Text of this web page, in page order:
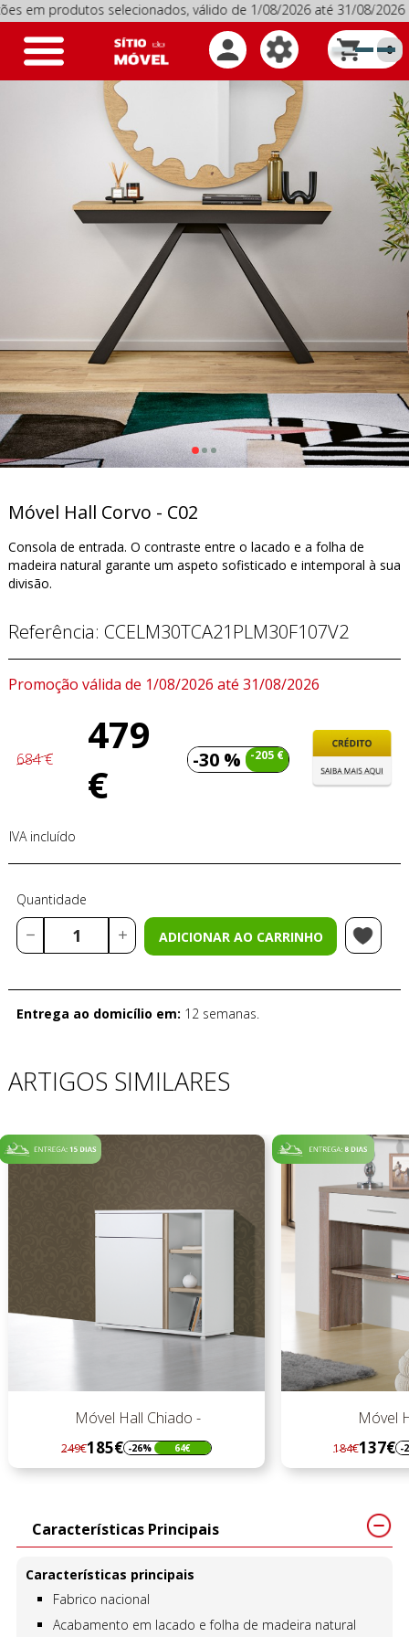
produtos selecionados, válido de 1/08/2026 até 31/08/2026
Toggle
navigation 0
Móvel Hall Corvo - C02
Consola de entrada. O contraste entre o lacado e a folha de
madeira natural garante um aspeto sofisticado e intemporal à sua
divisão.
Referência: CCELM30TCA21PLM30F107V2
Promoção válida de 1/08/2026 até 31/08/2026
684 €
479
€
-30 % -205 €
IVA incluído
Quantidade
ADICIONAR AO CARRINHO
Entrega ao domicílio em: 12 semanas.
ARTIGOS SIMILARES
Móvel Hall Chiado -
Regular
preço
249€185€
Preço -26% 64€
Móvel
Regular
preço
184€137€
Preço -
Características Principais
Características principais
Fabrico nacional
Acabamento em lacado e folha de madeira natural